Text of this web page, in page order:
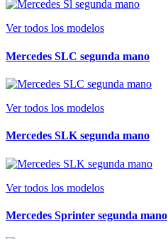
Ver todos los modelos
Mercedes SLC segunda mano
Ver todos los modelos
Mercedes SLK segunda mano
Ver todos los modelos
Mercedes Sprinter segunda mano